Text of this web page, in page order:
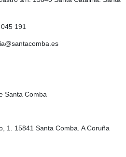
191
Santa Comba
1. 15841 Santa Comba. A Coruña